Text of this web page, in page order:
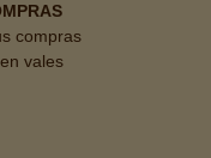
compras
vales